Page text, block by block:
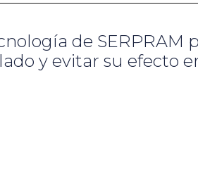
de SERPRAM
y evitar su efecto